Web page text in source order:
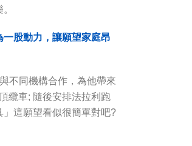
股動力，讓願望家庭昂
不同機構合作，為他帶來
纜車; 隨後安排法拉利跑
這願望看似很簡單對吧?